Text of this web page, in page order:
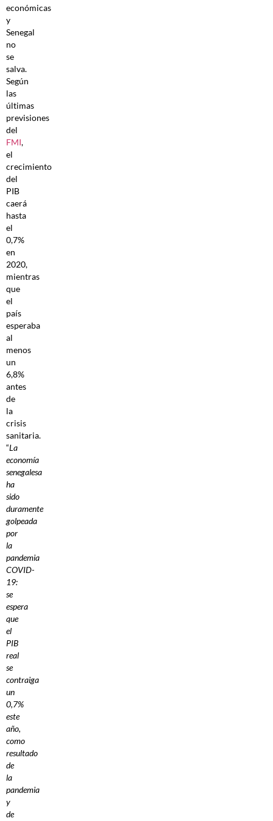
económicas
y
Senegal
no
se
salva.
Según
las
últimas
previsiones
del
FMI,
el
crecimiento
del
PIB
caerá
hasta
el
0,7%
en
2020,
mientras
que
el
país
esperaba
al
menos
un
6,8%
antes
de
la
crisis
sanitaria.
“La
economía
senegalesa
ha
sido
duramente
golpeada
por
la
pandemia
COVID-
19:
se
espera
que
el
PIB
real
se
contraiga
un
0,7%
este
año,
como
resultado
de
la
pandemia
y
de